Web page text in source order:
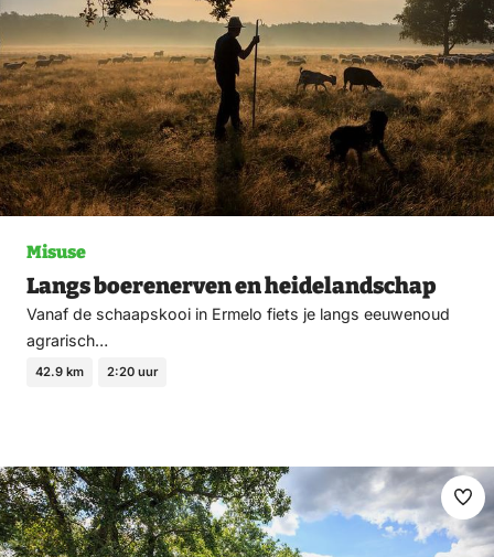
Misuse
Langs boerenerven en heidelandschap
Vanaf de schaapskooi in Ermelo fiets je langs eeuwenoud
agrarisch…
42.9 km 2:20 uur